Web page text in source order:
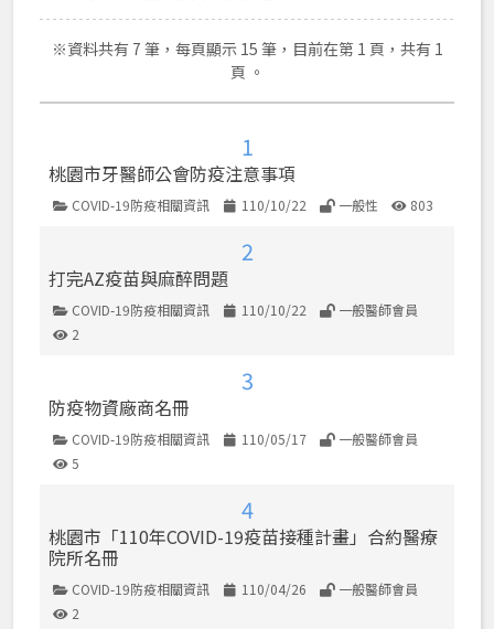
※資料共有 7 筆，每頁顯示 15 筆，目前在第 1 頁，共有 1
頁 。
1
桃園市牙醫師公會防疫注意事項
類別
COVID-19防疫相關資訊 發佈日期
110/10/22 使用權限
一般性 點閱數
803
2
打完AZ疫苗與麻醉問題
類別
COVID-19防疫相關資訊 發佈日期
110/10/22 使用權限
一般醫師會員
2
3
防疫物資廠商名冊
類別
COVID-19防疫相關資訊 發佈日期
110/05/17 使用權限
一般醫師會員
5
4
桃園市「110年COVID-19疫苗接種計畫」合約醫療
院所名冊
類別
COVID-19防疫相關資訊 發佈日期
110/04/26 使用權限
一般醫師會員
2